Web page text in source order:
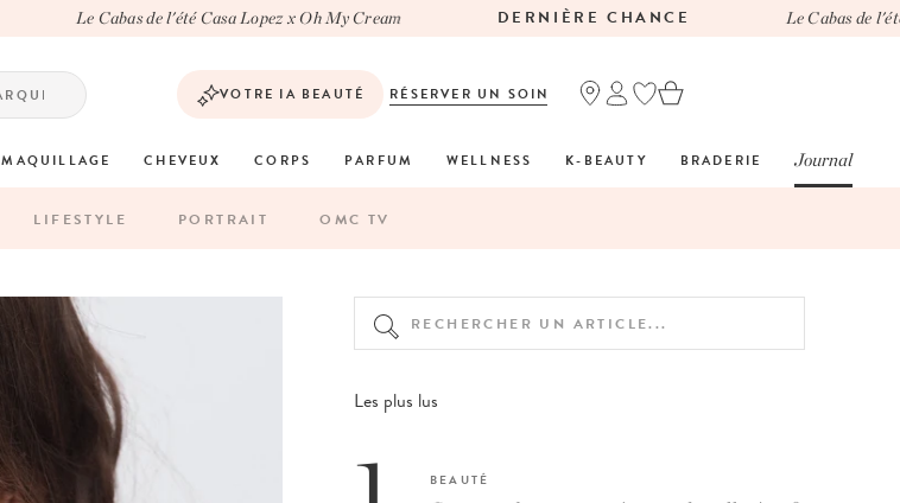
Le Cabas de l'été Casa Lopez x Oh My Cream DERNIÈRE CHANCE Le Cabas de l'été
VOTRE IA BEAUTÉ RÉSERVER UN SOIN
MAQUILLAGE CHEVEUX CORPS PARFUM WELLNESS K-BEAUTY BRADERIE Journal
LIFESTYLE PORTRAIT OMC TV
Les plus lus
BEAUTÉ